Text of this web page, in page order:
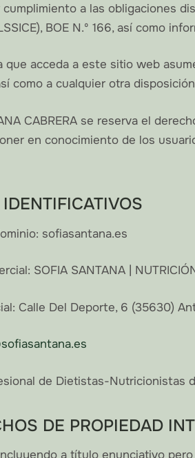
a las obligaciones
BOE N.º 166, así como
que acceda a este sitio web
como a cualquier otra
CABRERA se reserva el
en conocimiento de los
IDENTIFICATIVOS
sofiasantana.es
SOFIA SANTANA |
Calle Del Deporte, 6 (35630)
de Dietistas-Nutricionistas
DE PROPIEDAD